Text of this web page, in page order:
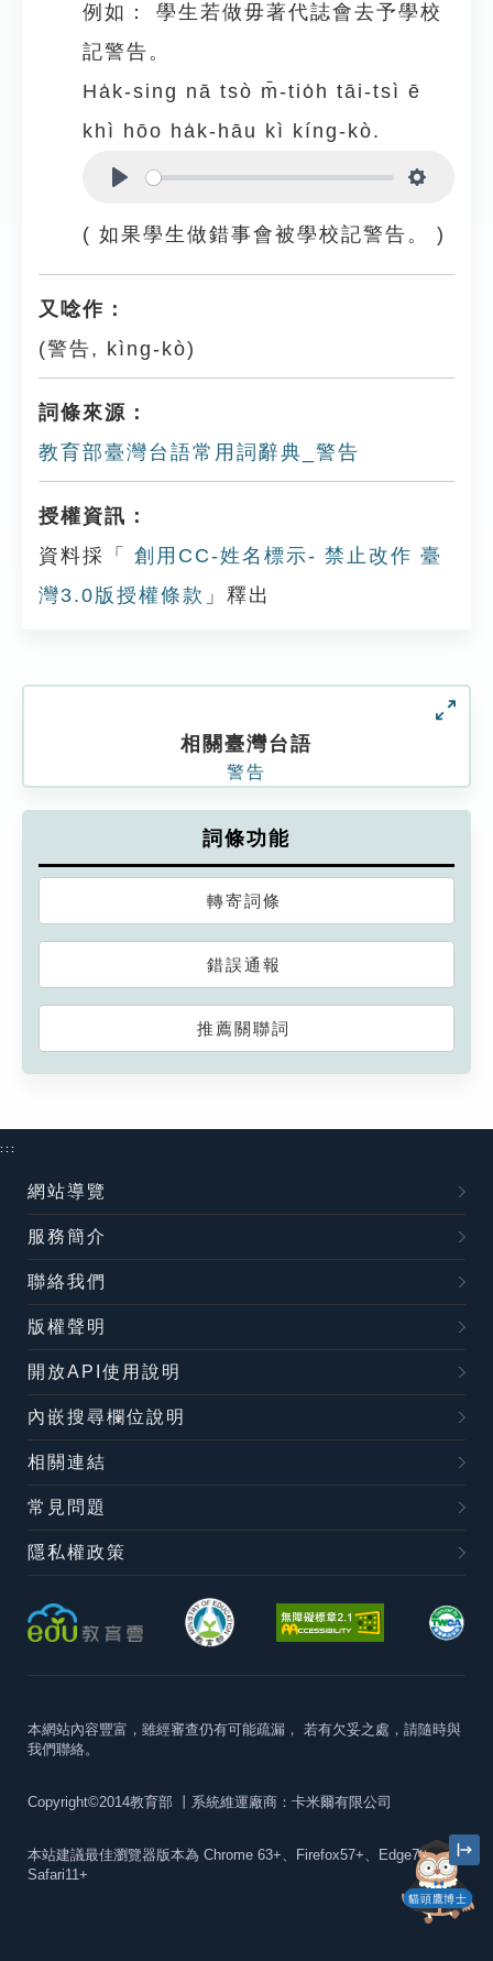
例如：
學生若做毋著代誌會去予學校
記警告。
Ha̍k-sing nā tsò m̄-tio̍h tāi-tsì ē
khì hōo ha̍k-hāu kì kíng-kò.
( 如果學生做錯事會被學校記警告。 )
又唸作：
(警告, kìng-kò)
詞條來源：
教育部臺灣台語常用詞辭典_警告
授權資訊：
資料採「
創用CC-姓名標示- 禁止改作 臺
灣3.0版授權條款 」釋出
相關臺灣台語
警告
詞條功能
轉寄詞條
錯誤通報
推薦關聯詞
貓頭鷹博士
:::
網站導覽
服務簡介
聯絡我們
版權聲明
開放API使用說明
內嵌搜尋欄位說明
相關連結
常見問題
隱私權政策
本網站內容豐富，雖經審查仍有可能疏漏， 若有欠妥之處，請隨時與
我們聯絡。
Copyright©2014教育部 丨系統維運廠商：卡米爾有限公司
本站建議最佳瀏覽器版本為 Chrome 63+、Firefox57+、Edge79+及
Safari11+